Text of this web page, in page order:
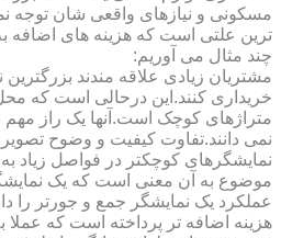
مسکونی و نیازهای واقعی شان توجه
ترین علتی است که هزینه های اضافه به
چند مثال می آوریم:
مشتریان زیادی علاقه مندند بزرگترین
خریداری کنند.این درحالی است که محل
متراژهای کوچک است.آنها یک راز مهم
نمی دانند.تفاوت کیفیت و وضوح
نمایشگرهای کوچکتر در فواصل زیاد
موضوع به آن معنی است که یک
عملکرد یک نمایشگر جمع و جورتر را
هزینه اضافه تر پرداخته است که عملا